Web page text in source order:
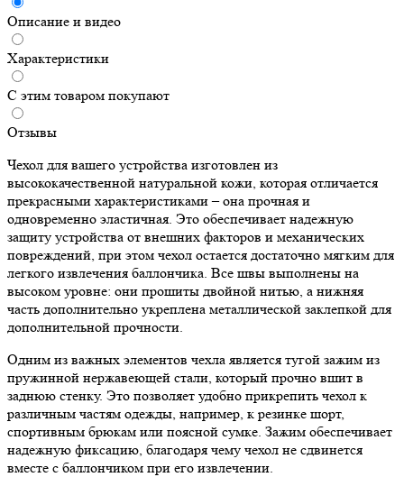
Описание и видео
Характеристики
С этим товаром покупают
Отзывы
Чехол для вашего устройства изготовлен из
высококачественной натуральной кожи, которая отличается
прекрасными характеристиками – она прочная и
одновременно эластичная. Это обеспечивает надежную
защиту устройства от внешних факторов и механических
повреждений, при этом чехол остается достаточно мягким для
легкого извлечения баллончика. Все швы выполнены на
высоком уровне: они прошиты двойной нитью, а нижняя
часть дополнительно укреплена металлической заклепкой для
дополнительной прочности.
Одним из важных элементов чехла является тугой зажим из
пружинной нержавеющей стали, который прочно вшит в
заднюю стенку. Это позволяет удобно прикрепить чехол к
различным частям одежды, например, к резинке шорт,
спортивным брюкам или поясной сумке. Зажим обеспечивает
надежную фиксацию, благодаря чему чехол не сдвинется
вместе с баллончиком при его извлечении.